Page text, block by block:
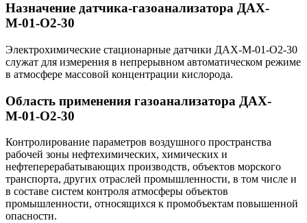
Назначение датчика-газоанализатора ДАХ-
М-01-O2-30
Электрохимические стационарные датчики ДАХ-М-01-O2-30
служат для измерения в непрерывном автоматическом режиме
в атмосфере массовой концентрации кислорода.
Область применения газоанализатора ДАХ-
М-01-O2-30
Контролирование параметров воздушного пространства
рабочей зоны нефтехимических, химических и
нефтеперерабатывающих производств, объектов морского
транспорта, других отраслей промышленности, в том числе и
в составе систем контроля атмосферы объектов
промышленности, относящихся к промобъектам повышенной
опасности.